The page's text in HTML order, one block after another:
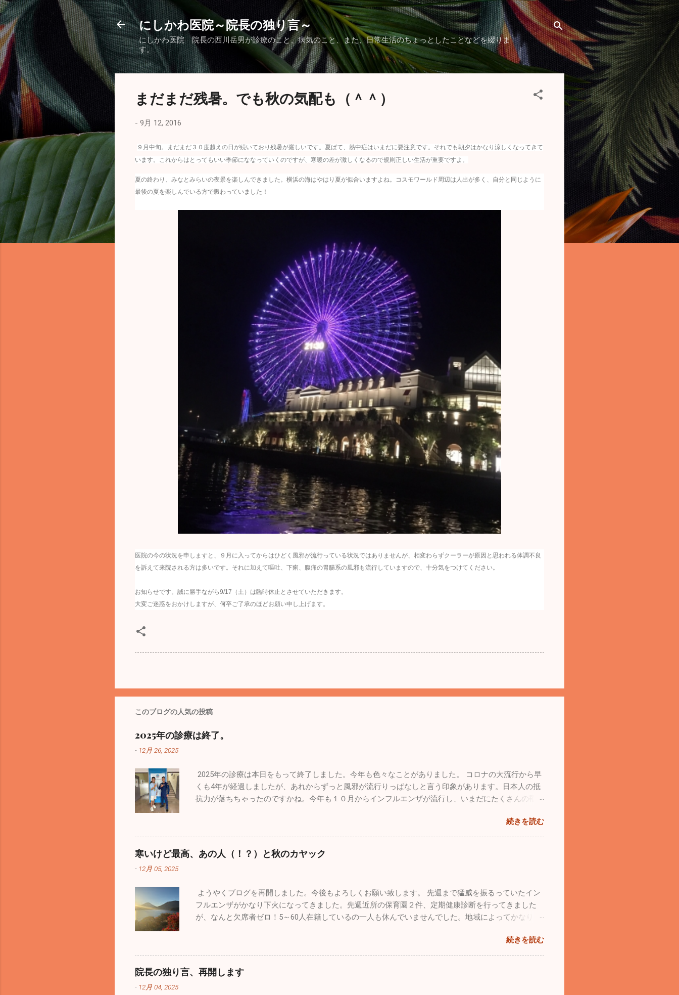
スキップしてメイン コンテンツに移動
にしかわ医院～院長の独り言～
にしかわ医院 院長の西川岳男が診療のこと、病気のこと、また、日常生活のちょっとしたことなどを綴りま
す。
まだまだ残暑。でも秋の気配も（＾＾）
- 9月 12, 2016
９月中旬。まだまだ３０度越えの日が続いており残暑が厳しいです。夏ばて、熱中症はいまだに要注意です。それでも朝夕はかなり涼しくなってきて
います。これからはとってもいい季節にななっていくのですが、寒暖の差が激しくなるので規則正しい生活が重要ですよ。
夏の終わり、みなとみらいの夜景を楽しんできました。横浜の海はやはり夏が似合いますよね。コスモワールド周辺は人出が多く、自分と同じように
最後の夏を楽しんでいる方で賑わっていました！
医院の今の状況を申しますと、９月に入ってからはひどく風邪が流行っている状況ではありませんが、相変わらずクーラーが原因と思われる体調不良
を訴えて来院される方は多いです。それに加えて嘔吐、下痢、腹痛の胃腸系の風邪も流行していますので、十分気をつけてください。
お知らせです。誠に勝手ながら9/17（土）は臨時休止とさせていただきます。
大変ご迷惑をおかけしますが、何卒ご了承のほどお願い申し上げます。
このブログの人気の投稿
2025年の診療は終了。
- 12月 26, 2025
2025年の診療は本日をもって終了しました。今年も色々なことがありました。 コロナの大流行から早
くも4年が経過しましたが、あれからずっと風邪が流行りっぱなしと言う印象があります。日本人の抵
抗力が落ちちゃったのですかね。今年も１０月からインフルエンザが流行し、いまだにたくさんの罹患
嘔吐、下痢、腹痛の方が来院されました。来週からは当院を含めほとんどの医療機関が休みなので、体
調管理をしっかりやってください。 今年も良いこと悪いこと色々ありました。一番がっかりしたこと
はなんと言っても10数年続けていたこのブログが消えてしまったことです。自分のミスなので仕方は
ありませんが、大事な大事な財産がなくなってしまい、物凄く落ち込みました。仕事の忙しさを理由に
思っています。 一番うれしかったことはこれ！！ 小学校の頃から憧れていたブルーインパルス。ブル
ーインパルスの現役パイロットと友人になれたことが今年最高にうれしかったことです。飛行機が大好
きで小さい時から父に連れられて多くの航空祭に行っていました。写真集や本を買い集め、プラモデル
残念ながら受験当時の視力は0.8、その頃はほとんど治っていましたが気管支喘息の持病もありまし
た。パイロットの道は断腸の思いで諦めました。空を飛ぶ憧れは捨てきれず、今はウルトラライトプレ
ーンで空を飛んでいますが、ブルーのパイロットは憧れ中の憧れ。先日松島から家族全員で自分の家に
続きを読む
寒いけど最高、あの人（！？）と秋のカヤック
- 12月 05, 2025
ようやくブログを再開しました。今後もよろしくお願い致します。 先週まで猛威を振るっていたイン
フルエンザがかなり下火になってきました。先週近所の保育園２件、定期健康診断を行ってきました
が、なんと欠席者ゼロ！5～60人在籍しているの一人も休んでいませんでした。地域によってかなり差
かな年末年始を迎えたいですね。 さてブログの新たな立ち上げ準備のため１１月は１回も投稿してい
ませんでしたが、１１月も色々ありました。仲良しのあの人（！？）とちょっとお出かけしてきまし
た。 みつざわ耳鼻科の長先生と紅葉カヤックツアーに出かけました。 休診日の水曜日、早朝に横浜を
出発。富士五湖の本栖湖に赴きました。紅葉の見頃で本栖湖へ行く道中も鮮やかな紅葉に気分が高揚し
続きを読む
院長の独り言、再開します
- 12月 04, 2025